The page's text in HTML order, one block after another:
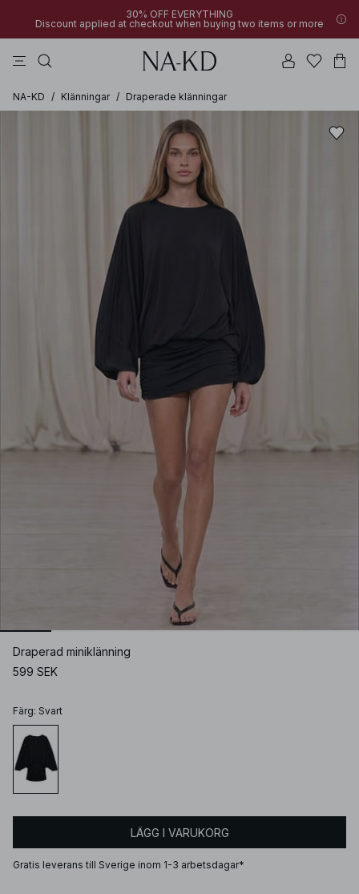
30% OFF EVERYTHING
Discount applied at checkout when buying two items or more
NA-KD / Klänningar / Draperade klänningar
Draperad miniklänning
599 SEK
Färg: Svart
LÄGG I VARUKORG
Gratis leverans till Sverige inom 1-3 arbetsdagar*